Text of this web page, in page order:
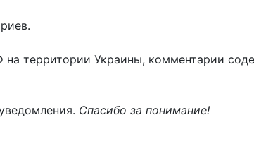
территории Украины, комментарии
Спасибо за понимание!